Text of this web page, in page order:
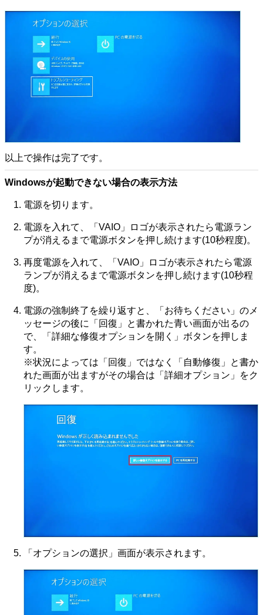
以上で操作は完了です。
Windowsが起動できない場合の表示方法
電源を切ります。
電源を入れて、「VAIO」ロゴが表示されたら電源ラン
プが消えるまで電源ボタンを押し続けます(10秒程度)。
再度電源を入れて、「VAIO」ロゴが表示されたら電源
ランプが消えるまで電源ボタンを押し続けます(10秒程
度)。
電源の強制終了を繰り返すと、「お待ちください」のメ
ッセージの後に「回復」と書かれた青い画面が出るの
で、「詳細な修復オプションを開く」ボタンを押しま
す。
※状況によっては「回復」ではなく「自動修復」と書か
れた画面が出ますがその場合は「詳細オプション」をク
リックします。
「オプションの選択」画面が表示されます。